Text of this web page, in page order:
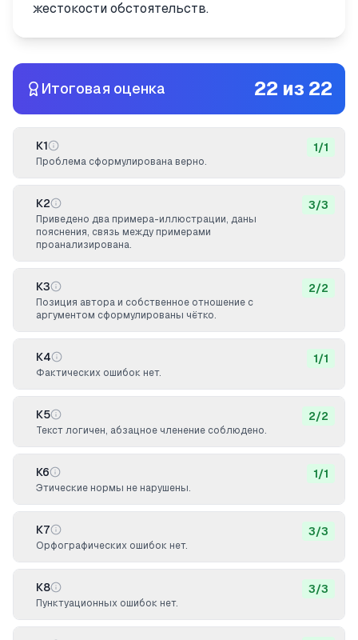
жестокости обстоятельств.
Итоговая оценка 22 из 22
К1
Проблема сформулирована верно.
1/1
К2
Приведено два примера-иллюстрации, даны
пояснения, связь между примерами
проанализирована.
3/3
К3
Позиция автора и собственное отношение с
аргументом сформулированы чётко.
2/2
К4
Фактических ошибок нет.
1/1
К5
Текст логичен, абзацное членение соблюдено.
2/2
К6
Этические нормы не нарушены.
1/1
К7
Орфографических ошибок нет.
3/3
К8
Пунктуационных ошибок нет.
3/3